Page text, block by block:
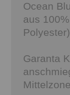
Ocean
aus
Polyester)
Garanta